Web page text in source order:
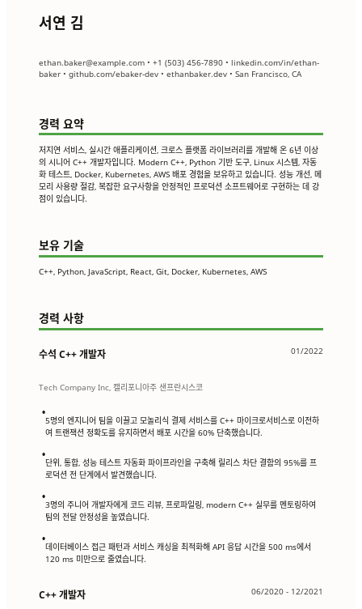
서연 김
ethan.baker@example.com • +1 (503) 456-7890 • linkedin.com/in/ethan-
baker • github.com/ebaker-dev • ethanbaker.dev • San Francisco, CA
경력 요약
저지연 서비스, 실시간 애플리케이션, 크로스 플랫폼 라이브러리를 개발해 온 6년 이상
의 시니어 C++ 개발자입니다. Modern C++, Python 기반 도구, Linux 시스템, 자동
화 테스트, Docker, Kubernetes, AWS 배포 경험을 보유하고 있습니다. 성능 개선, 메
모리 사용량 절감, 복잡한 요구사항을 안정적인 프로덕션 소프트웨어로 구현하는 데 강
점이 있습니다.
보유 기술
C++, Python, JavaScript, React, Git, Docker, Kubernetes, AWS
경력 사항
수석 C++ 개발자 01/2022
Tech Company Inc, 캘리포니아주 샌프란시스코
•
5명의 엔지니어 팀을 이끌고 모놀리식 결제 서비스를 C++ 마이크로서비스로 이전하
여 트랜잭션 정확도를 유지하면서 배포 시간을 60% 단축했습니다.
•
단위, 통합, 성능 테스트 자동화 파이프라인을 구축해 릴리스 차단 결함의 95%를 프
로덕션 전 단계에서 발견했습니다.
•
3명의 주니어 개발자에게 코드 리뷰, 프로파일링, modern C++ 실무를 멘토링하여
팀의 전달 안정성을 높였습니다.
•
데이터베이스 접근 패턴과 서비스 캐싱을 최적화해 API 응답 시간을 500 ms에서
120 ms 미만으로 줄였습니다.
C++ 개발자 06/2020 - 12/2021